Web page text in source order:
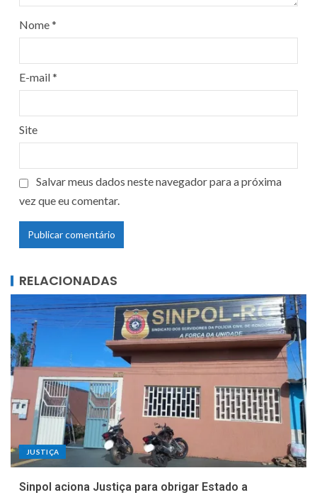
Nome*
E-mail*
Site
Salvar meus dados neste navegador para a próxima
vez que eu comentar.
RELACIONADAS
JUSTIÇA
Sinpol aciona Justiça para obrigar Estado a